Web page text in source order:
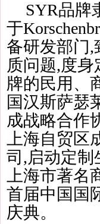
SYR品牌
于
备研发部门
质问题,度
牌的民用、
国汉斯萨瑟
成战略合作
上海自贸
司,启动定制
上海市著
首届中国国
庆典。